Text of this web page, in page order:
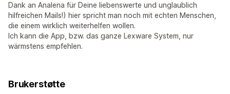
Dank an Analena für Deine liebenswerte und unglaublich
hilfreichen Mails!) hier spricht man noch mit echten Menschen,
die einem wirklich weiterhelfen wollen.
Ich kann die App, bzw. das ganze Lexware System, nur
wärmstens empfehlen.
Brukerstøtte